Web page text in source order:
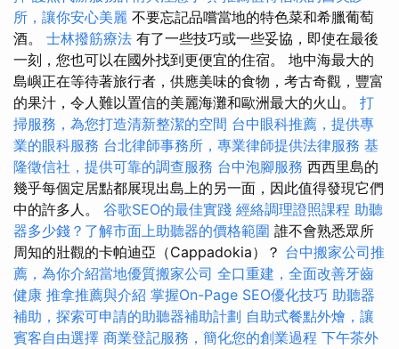
所，讓你安心美麗 不要忘記品嚐當地的特色菜和希臘葡萄
酒。 士林撥筋療法 有了一些技巧或一些妥協，即使在最後
一刻，您也可以在國外找到更便宜的住宿。 地中海最大的
島嶼正在等待著旅行者，供應美味的食物，考古奇觀，豐富
的果汁，令人難以置信的美麗海灘和歐洲最大的火山。 打
掃服務，為您打造清新整潔的空間 台中眼科推薦，提供專
業的眼科服務 台北律師事務所，專業律師提供法律服務 基
隆徵信社，提供可靠的調查服務 台中泡腳服務 西西里島的
幾乎每個定居點都展現出島上的另一面，因此值得發現它們
中的許多人。 谷歌SEO的最佳實踐 經絡調理證照課程 助聽
器多少錢？了解市面上助聽器的價格範圍 誰不會熟悉眾所
周知的壯觀的卡帕迪亞（Cappadokia）？ 台中搬家公司推
薦，為你介紹當地優質搬家公司 全口重建，全面改善牙齒
健康 推拿推薦與介紹 掌握On-Page SEO優化技巧 助聽器
補助，探索可申請的助聽器補助計劃 自助式餐點外燴，讓
賓客自由選擇 商業登記服務，簡化您的創業過程 下午茶外